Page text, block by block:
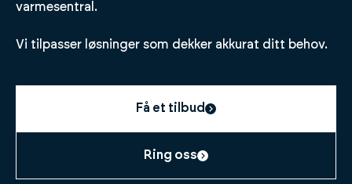
varmesentral.
Vi tilpasser løsninger som dekker akkurat ditt behov.
Få et tilbud
Ring oss